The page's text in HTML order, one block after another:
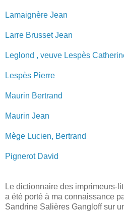
Lamaignère Jean
Larre Brusset Jean
Leglond , veuve Lespès
Lespès Pierre
Maurin Bertrand
Maurin Jean
Mège Lucien, Bertrand
Pignerot David
Le dictionnaire des imprimeurs-
a été porté à ma connaissance
Sandrine Salières Gangloff sur